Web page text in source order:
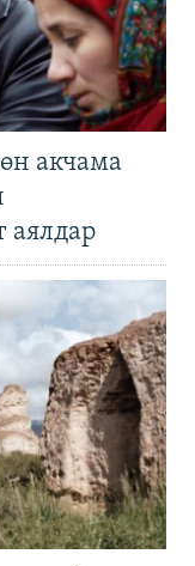
акчама
аялдар